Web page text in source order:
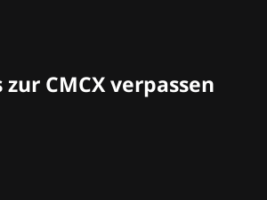
CMCX verpassen